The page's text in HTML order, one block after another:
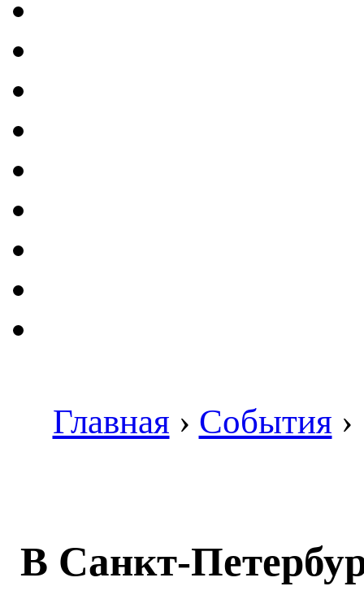
Главная › События ›
В Санкт-